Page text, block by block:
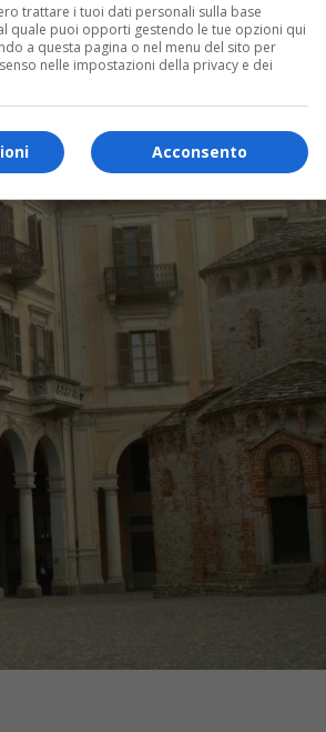
trattare i tuoi dati personali sulla base
quale puoi opporti gestendo le tue opzioni qui
a questa pagina o nel menu del sito per
nelle impostazioni della privacy e dei
Acconsento